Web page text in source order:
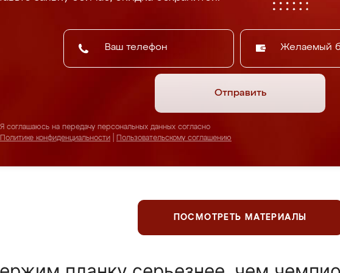
Желаемый
Отправить
Я соглашаюсь на передачу персональных данных согласно
Политике конфиденциальности
Пользовательскому соглашению
ПОСМОТРЕТЬ МАТЕРИАЛЫ